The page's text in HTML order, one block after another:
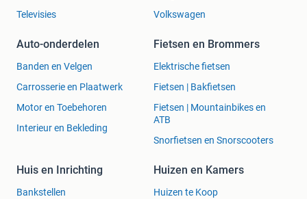
Televisies
Volkswagen
Auto-onderdelen
Banden en Velgen
Carrosserie en Plaatwerk
Motor en Toebehoren
Interieur en Bekleding
Fietsen en Brommers
Elektrische fietsen
Fietsen | Bakfietsen
Fietsen | Mountainbikes en
ATB
Snorfietsen en Snorscooters
Huis en Inrichting
Bankstellen
Huizen en Kamers
Huizen te Koop